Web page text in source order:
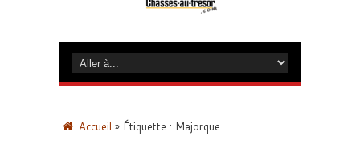
Accueil » Étiquette : Majorque